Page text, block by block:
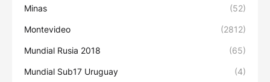
Minas (52)
Montevideo (2812)
Mundial Rusia 2018 (65)
Mundial Sub17 Uruguay (4)